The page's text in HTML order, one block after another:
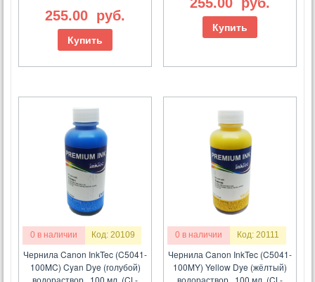
255.00 руб.
Купить
Купить
0 в наличии Код: 20109
Чернила Canon InkTec (C5041-
100MC) Cyan Dye (голубой)
водораствор., 100 мл. (CL-
0 в наличии Код: 20111
Чернила Canon InkTec (C5041-
100MY) Yellow Dye (жёлтый)
водораствор., 100 мл. (CL-